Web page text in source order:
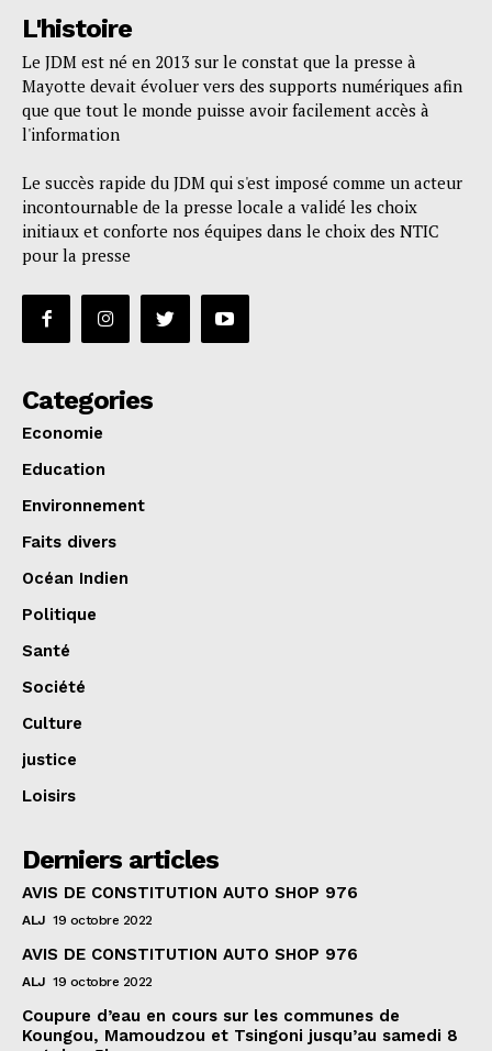
L'histoire
Le JDM est né en 2013 sur le constat que la presse à
Mayotte devait évoluer vers des supports numériques afin
que que tout le monde puisse avoir facilement accès à
l'information
Le succès rapide du JDM qui s'est imposé comme un acteur
incontournable de la presse locale a validé les choix
initiaux et conforte nos équipes dans le choix des NTIC
pour la presse
Categories
Economie
Education
Environnement
Faits divers
Océan Indien
Politique
Santé
Société
Culture
justice
Loisirs
Derniers articles
AVIS DE CONSTITUTION AUTO SHOP 976
ALJ 19 octobre 2022
AVIS DE CONSTITUTION AUTO SHOP 976
ALJ 19 octobre 2022
Coupure d’eau en cours sur les communes de
Koungou, Mamoudzou et Tsingoni jusqu’au samedi 8